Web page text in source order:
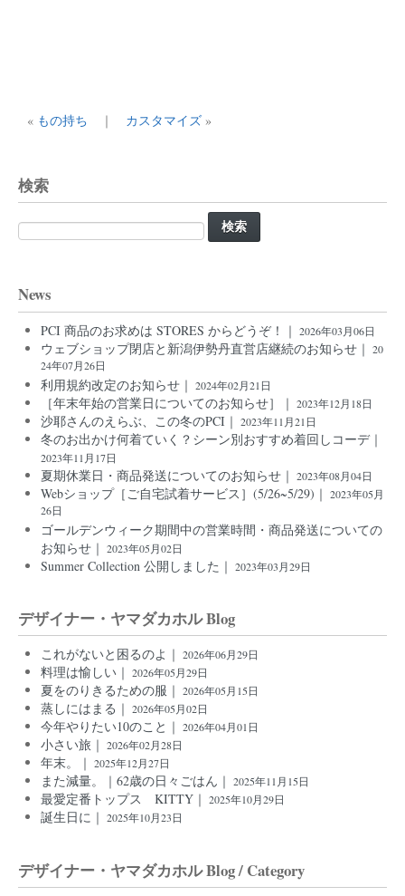
« もの持ち ｜ カスタマイズ »
検索
検
索:
News
PCI 商品のお求めは STORES からどうぞ！｜ 2026年03月06日
ウェブショップ閉店と新潟伊勢丹直営店継続のお知らせ｜ 20
24年07月26日
利用規約改定のお知らせ｜ 2024年02月21日
［年末年始の営業日についてのお知らせ］｜ 2023年12月18日
沙耶さんのえらぶ、この冬のPCI｜ 2023年11月21日
冬のお出かけ何着ていく？シーン別おすすめ着回しコーデ｜
2023年11月17日
夏期休業日・商品発送についてのお知らせ｜ 2023年08月04日
Webショップ［ご自宅試着サービス］(5/26~5/29)｜ 2023年05月
26日
ゴールデンウィーク期間中の営業時間・商品発送についての
お知らせ｜ 2023年05月02日
Summer Collection 公開しました｜ 2023年03月29日
デザイナー・ヤマダカホル Blog
これがないと困るのよ｜ 2026年06月29日
料理は愉しい｜ 2026年05月29日
夏をのりきるための服｜ 2026年05月15日
蒸しにはまる｜ 2026年05月02日
今年やりたい10のこと｜ 2026年04月01日
小さい旅｜ 2026年02月28日
年末。｜ 2025年12月27日
また減量。｜62歳の日々ごはん｜ 2025年11月15日
最愛定番トップス KITTY｜ 2025年10月29日
誕生日に｜ 2025年10月23日
デザイナー・ヤマダカホル Blog / Category